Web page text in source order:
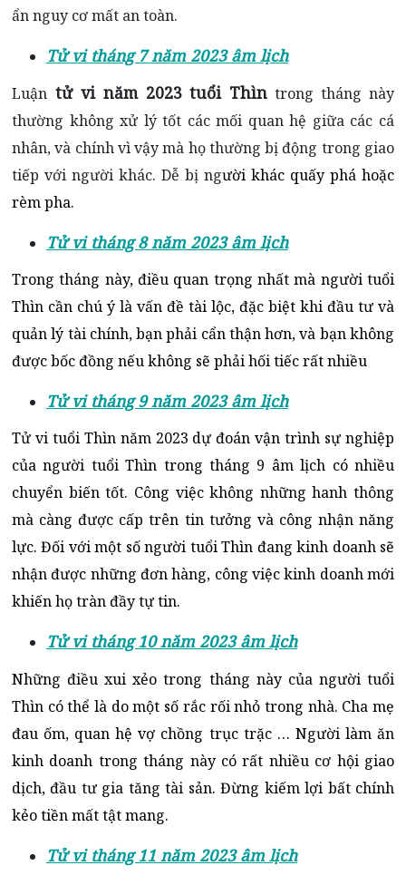
ẩn nguy cơ mất an toàn.
Tử vi tháng 7 năm 2023 âm lịch
Luận tử vi năm 2023 tuổi Thìn trong tháng này
thường không xử lý tốt các mối quan hệ giữa các cá
nhân, và chính vì vậy mà họ thường bị động trong giao
tiếp với người khác. Dễ bị người khác quấy phá hoặc
rèm pha.
Tử vi tháng 8 năm 2023 âm lịch
Trong tháng này, điều quan trọng nhất mà người tuổi
Thìn cần chú ý là vấn đề tài lộc, đặc biệt khi đầu tư và
quản lý tài chính, bạn phải cẩn thận hơn, và bạn không
được bốc đồng nếu không sẽ phải hối tiếc rất nhiều
Tử vi tháng 9 năm 2023 âm lịch
Tử vi tuổi Thìn năm 2023 dự đoán vận trình sự nghiệp
của người tuổi Thìn trong tháng 9 âm lịch có nhiều
chuyển biến tốt. Công việc không những hanh thông
mà càng được cấp trên tin tưởng và công nhận năng
lực.Đối với một số người tuổi Thìn đang kinh doanh sẽ
nhận được những đơn hàng, công việc kinh doanh mới
khiến họ tràn đầy tự tin.
Tử vi tháng 10 năm 2023 âm lịch
Những điều xui xẻo trong tháng này của người tuổi
Thìn có thể là do một số rắc rối nhỏ trong nhà. Cha mẹ
đau ốm, quan hệ vợ chồng trục trặc … Người làm ăn
kinh doanh trong tháng này có rất nhiều cơ hội giao
dịch, đầu tư gia tăng tài sản. Đừng kiếm lợi bất chính
kẻo tiền mất tật mang.
Tử vi tháng 11 năm 2023 âm lịch